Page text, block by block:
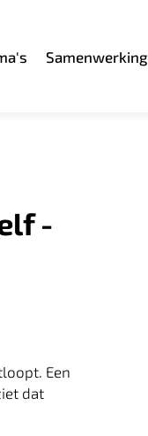
Samenwerking
-
Een
dat